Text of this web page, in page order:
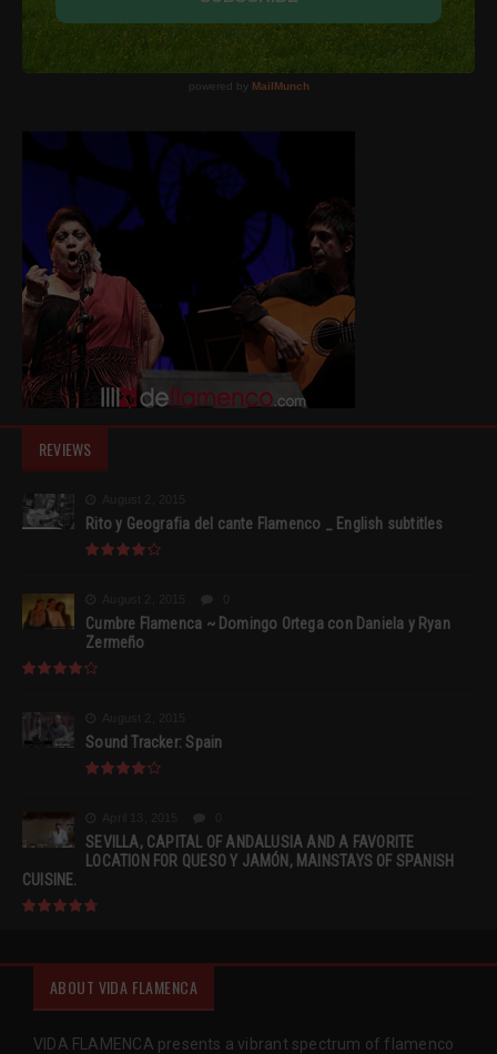
REVIEWS
Rito y Geografia del cante Flamenco _ English subtitles
Cumbre Flamenca ~ Domingo Ortega con Daniela y Ryan
Zermeño
Sound Tracker: Spain
SEVILLA, CAPITAL OF ANDALUSIA AND A FAVORITE
LOCATION FOR QUESO Y JAMÓN, MAINSTAYS OF SPANISH
CUISINE.
ABOUT VIDA FLAMENCA
VIDA FLAMENCA presents a vibrant spectrum of flamenco